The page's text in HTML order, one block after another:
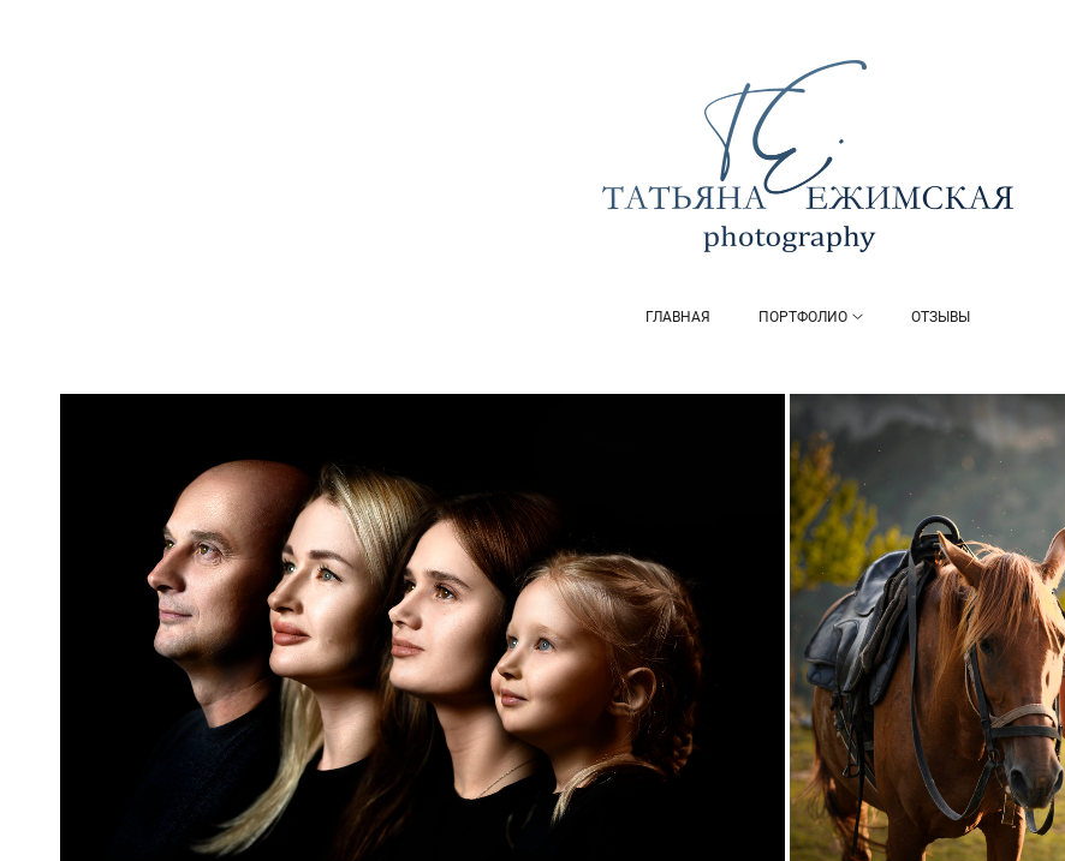
ГЛАВНАЯ ПОРТФОЛИО ОТЗЫВЫ